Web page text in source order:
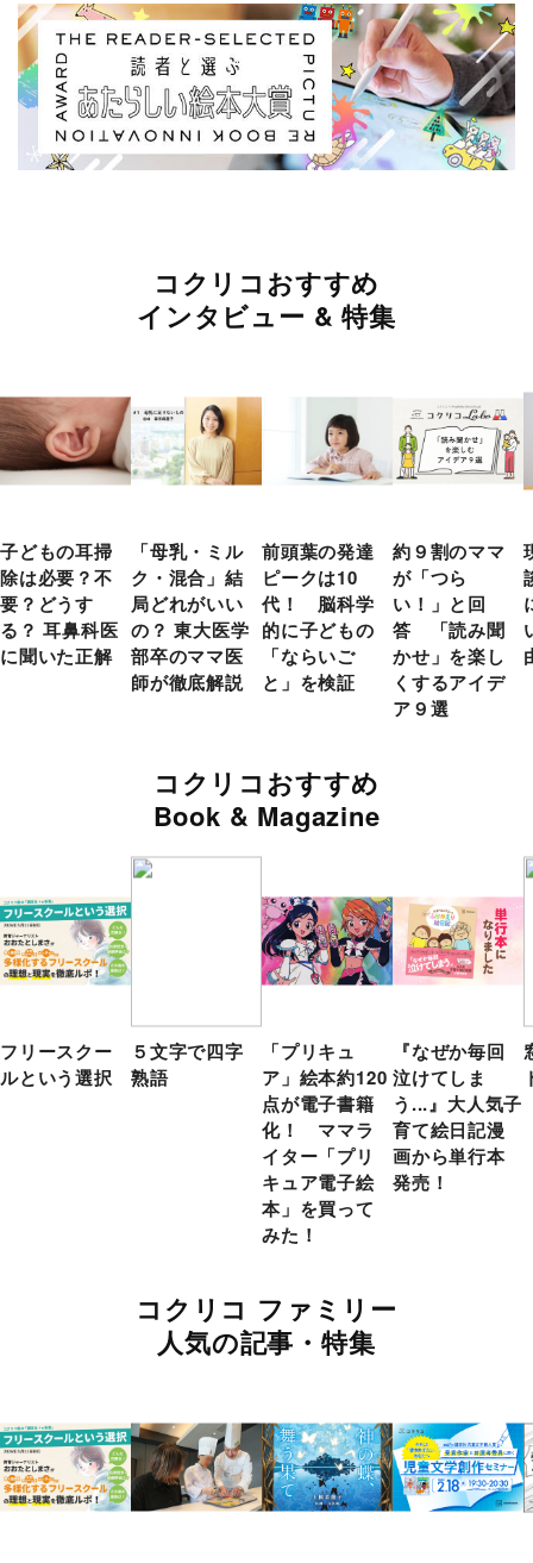
コクリコおすすめ
インタビュー & 特集
子どもの耳掃
除は必要？不
要？どうす
る？ 耳鼻科医
に聞いた正解
「母乳・ミル
ク・混合」結
局どれがいい
の？ 東大医学
部卒のママ医
師が徹底解説
前頭葉の発達
ピークは10
代！ 脳科学
的に子どもの
「ならいご
と」を検証
約９割のママ
が「つら
い！」と回
答 「読み聞
かせ」を楽し
くするアイデ
ア９選
コクリコおすすめ
Book & Magazine
フリースクー
ルという選択
５文字で四字
熟語
「プリキュ
ア」絵本約120
点が電子書籍
化！ ママラ
イター「プリ
キュア電子絵
本」を買って
みた！
『なぜか毎回
泣けてしま
う...』大人気子
育て絵日記漫
画から単行本
発売！
コクリコ ファミリー
人気の記事・特集